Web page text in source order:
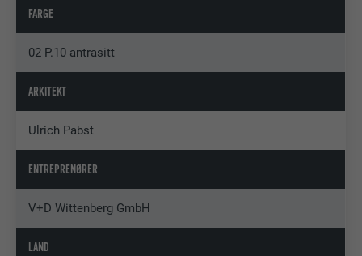
FARGE
02 P.10 antrasitt
ARKITEKT
Ulrich Pabst
ENTREPRENØRER
V+D Wittenberg GmbH
LAND